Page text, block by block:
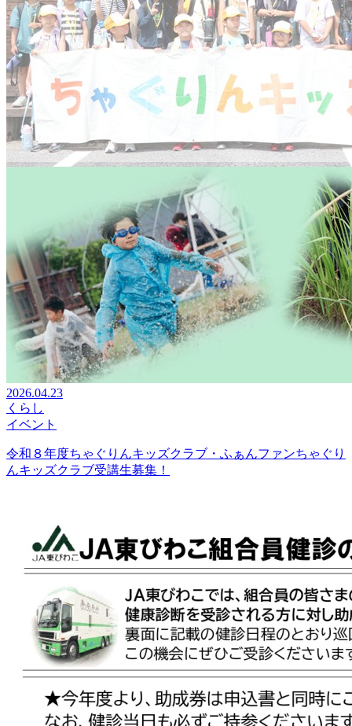
2026.04.23
くらし
イベント
令和８年度ちゃぐりんキッズクラブ・ふぁんファンちゃぐり
んキッズクラブ受講生募集！